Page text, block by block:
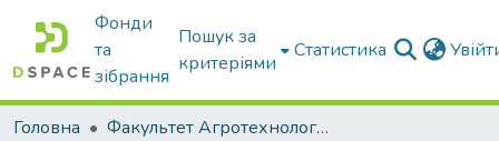
Фонди
та
зібрання
Пошук за
критеріями
Статистика
Головна
Факультет Агротехнологій та екології